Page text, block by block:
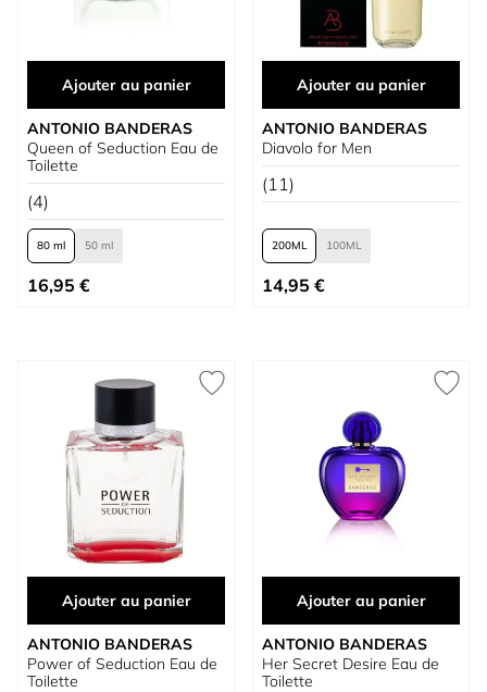
Ajouter au panier
ANTONIO BANDERAS
Queen of Seduction Eau de
Toilette
(4)
80 ml 50 ml
À partir de
16,95 €
Ajouter au panier
ANTONIO BANDERAS
Diavolo for Men
(11)
100
200
À partir de
14,95 €
Ajouter au panier
ANTONIO BANDERAS
Power of Seduction Eau de
Toilette
Ajouter au panier
ANTONIO BANDERAS
Her Secret Desire Eau de
Toilette